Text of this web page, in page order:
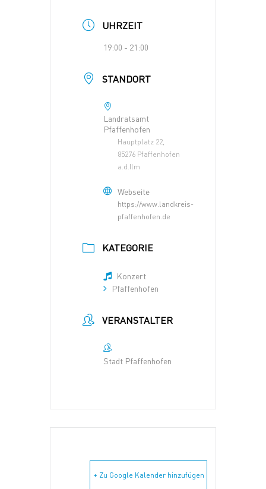
UHRZEIT
19:00 - 21:00
STANDORT
Landratsamt
Pfaffenhofen
Hauptplatz 22,
85276 Pfaffenhofen
a.d.Ilm
Webseite
https://www.landkreis-
pfaffenhofen.de
KATEGORIE
Konzert
Pfaffenhofen
VERANSTALTER
Stadt Pfaffenhofen
+ Zu Google Kalender hinzufügen